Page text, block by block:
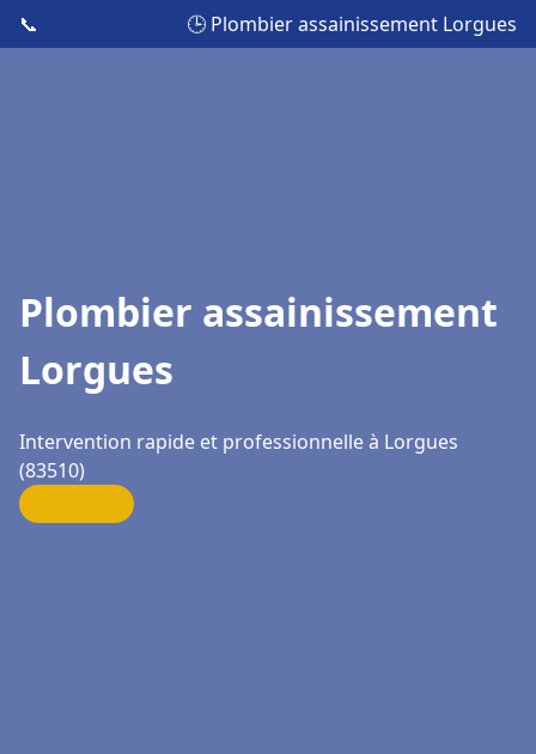
📞 🕒 Plombier assainissement Lorgues
Plombier assainissement
Lorgues
Intervention rapide et professionnelle à Lorgues
(83510)